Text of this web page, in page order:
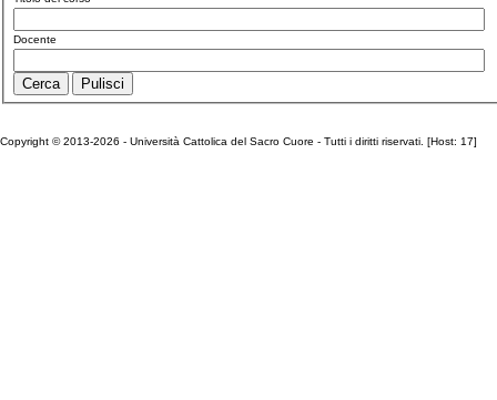
Docente
Copyright © 2013-2026 - Università Cattolica del Sacro Cuore - Tutti i diritti riservati. [Host: 17]